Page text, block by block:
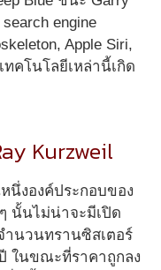
engine
Apple Siri,
คโนโลยีเหล่านี้เกิด
Kurzweil
หนึ่งองค์ประกอบของ
นั้นไม่น่าจะมีเปิด
ำนวนทรานซิสเตอร์
ในขณะที่ราคาถูกลง